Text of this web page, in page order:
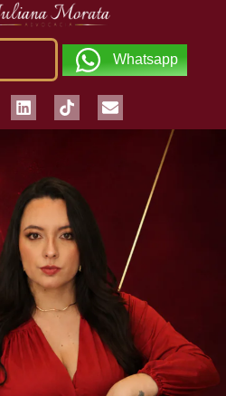
Whatsapp